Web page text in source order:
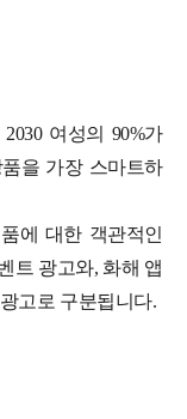
여성의 90%가
을 가장 스마트하
에 대한 객관적인
트 광고와, 화해 앱
고로 구분됩니다.